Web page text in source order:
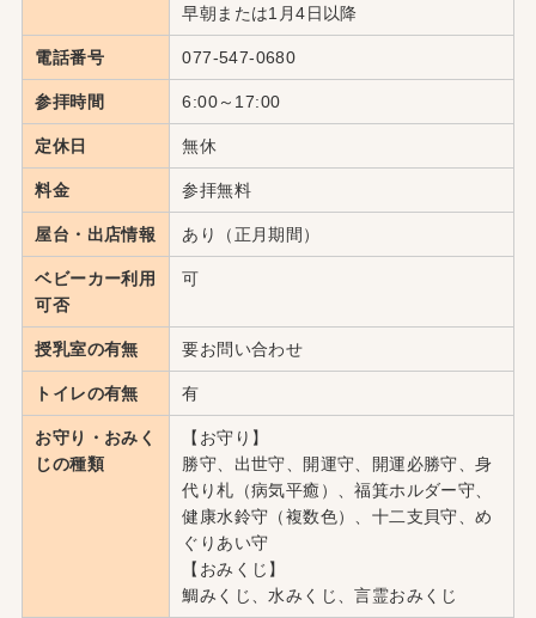
早朝または1月4日以降
電話番号 077-547-0680
参拝時間 6:00～17:00
定休日 無休
料金 参拝無料
屋台・出店情報 あり（正月期間）
ベビーカー利用
可否
可
授乳室の有無 要お問い合わせ
トイレの有無 有
お守り・おみく
じの種類
【お守り】
勝守、出世守、開運守、開運必勝守、身
代り札（病気平癒）、福箕ホルダー守、
健康水鈴守（複数色）、十二支貝守、め
ぐりあい守
【おみくじ】
鯛みくじ、水みくじ、言霊おみくじ